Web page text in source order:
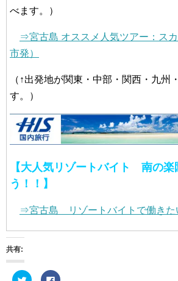
べます。）
⇒宮古島 オススメ人気ツアー：ス
市発）
（↑出発地が関東・中部・関西・九州
す。）
【大人気リゾートバイト 南の
う！！】
⇒宮古島 リゾートバイトで働きた
共有:
ク Facebook